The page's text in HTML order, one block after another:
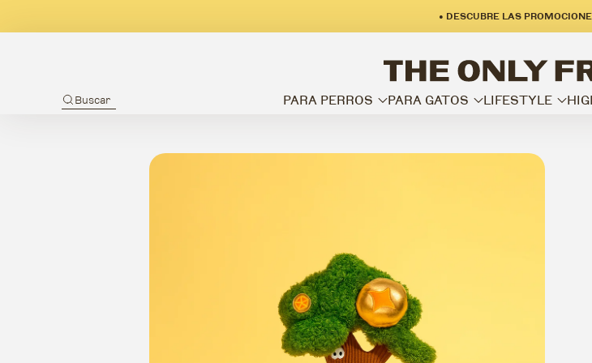
• DESCUBRE LAS
Buscar PARA PERROS PARA GATOS LIFESTYLE
Ir directamente a la información del producto